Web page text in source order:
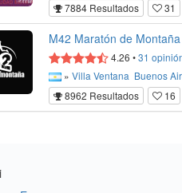
7884 Resultados
31
M42 Maratón de
4.26 •31
» Villa Ventana Buenos
8962 Resultados
16